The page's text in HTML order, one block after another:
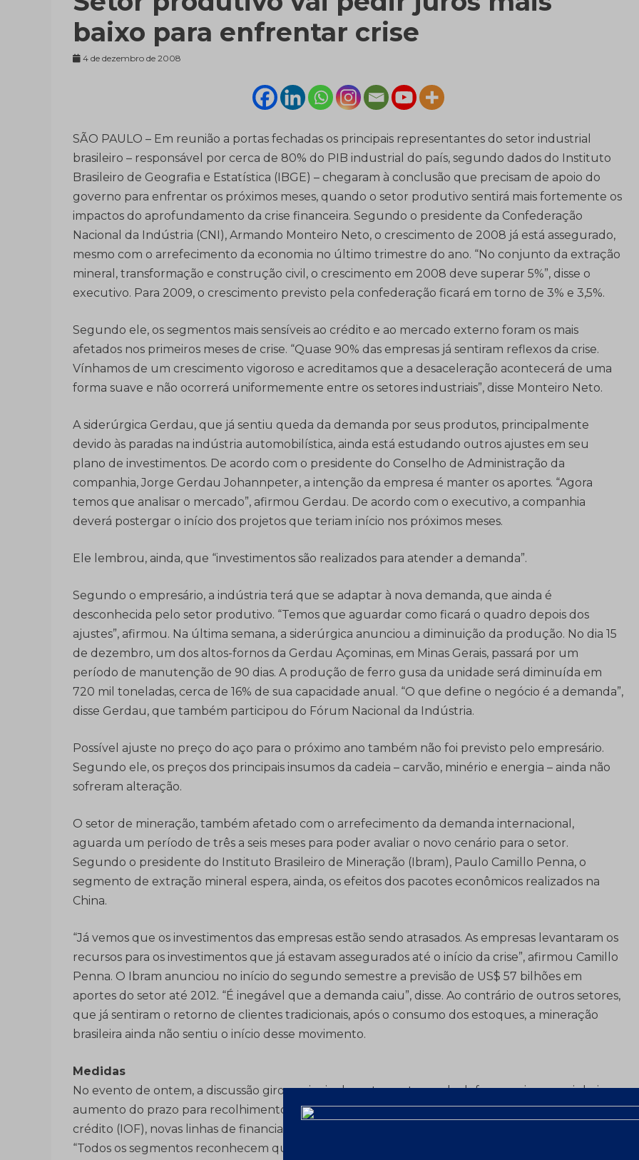
baixo para enfrentar crise
4 de dezembro de 2008
SÃO PAULO – Em reunião a portas fechadas os principais representantes do setor industrial
brasileiro – responsável por cerca de 80% do PIB industrial do país, segundo dados do Instituto
Brasileiro de Geografia e Estatística (IBGE) – chegaram à conclusão que precisam de apoio do
governo para enfrentar os próximos meses, quando o setor produtivo sentirá mais fortemente os
impactos do aprofundamento da crise financeira. Segundo o presidente da Confederação
Nacional da Indústria (CNI), Armando Monteiro Neto, o crescimento de 2008 já está assegurado,
mesmo com o arrefecimento da economia no último trimestre do ano. “No conjunto da extração
mineral, transformação e construção civil, o crescimento em 2008 deve superar 5%”, disse o
executivo. Para 2009, o crescimento previsto pela confederação ficará em torno de 3% e 3,5%.
Segundo ele, os segmentos mais sensíveis ao crédito e ao mercado externo foram os mais
afetados nos primeiros meses de crise. “Quase 90% das empresas já sentiram reflexos da crise.
Vínhamos de um crescimento vigoroso e acreditamos que a desaceleração acontecerá de uma
forma suave e não ocorrerá uniformemente entre os setores industriais”, disse Monteiro Neto.
A siderúrgica Gerdau, que já sentiu queda da demanda por seus produtos, principalmente
devido às paradas na indústria automobilística, ainda está estudando outros ajustes em seu
plano de investimentos. De acordo com o presidente do Conselho de Administração da
companhia, Jorge Gerdau Johannpeter, a intenção da empresa é manter os aportes. “Agora
temos que analisar o mercado”, afirmou Gerdau. De acordo com o executivo, a companhia
deverá postergar o início dos projetos que teriam início nos próximos meses.
Ele lembrou, ainda, que “investimentos são realizados para atender a demanda”.
Segundo o empresário, a indústria terá que se adaptar à nova demanda, que ainda é
desconhecida pelo setor produtivo. “Temos que aguardar como ficará o quadro depois dos
ajustes”, afirmou. Na última semana, a siderúrgica anunciou a diminuição da produção. No dia 15
de dezembro, um dos altos-fornos da Gerdau Açominas, em Minas Gerais, passará por um
período de manutenção de 90 dias. A produção de ferro gusa da unidade será diminuída em
720 mil toneladas, cerca de 16% de sua capacidade anual. “O que define o negócio é a demanda”,
disse Gerdau, que também participou do Fórum Nacional da Indústria.
Possível ajuste no preço do aço para o próximo ano também não foi previsto pelo empresário.
Segundo ele, os preços dos principais insumos da cadeia – carvão, minério e energia – ainda não
sofreram alteração.
O setor de mineração, também afetado com o arrefecimento da demanda internacional,
aguarda um período de três a seis meses para poder avaliar o novo cenário para o setor.
Segundo o presidente do Instituto Brasileiro de Mineração (Ibram), Paulo Camillo Penna, o
segmento de extração mineral espera, ainda, os efeitos dos pacotes econômicos realizados na
China.
“Já vemos que os investimentos das empresas estão sendo atrasados. As empresas levantaram os
recursos para os investimentos que já estavam assegurados até o início da crise”, afirmou Camillo
Penna. O Ibram anunciou no início do segundo semestre a previsão de US$ 57 bilhões em
aportes do setor até 2012. “É inegável que a demanda caiu”, disse. Ao contrário de outros setores,
que já sentiram o retorno de clientes tradicionais, após o consumo dos estoques, a mineração
brasileira ainda não sentiu o início desse movimento.
Medidas
No evento de ontem, a discussão girou principalmente em torno da defesa por juros mais baixos,
aumento do prazo para recolhimento de tributos, redução do imposto sobre operações de
crédito (IOF), novas linhas de financiamento para capital de giro e redução do spread bancário.
“Todos os segmentos reconhecem que estão vivendo um momento em que se deve rever a